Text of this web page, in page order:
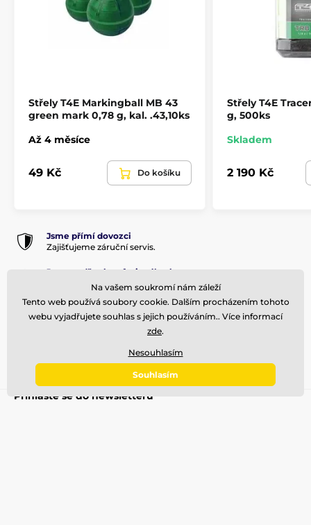
Střely T4E Markingball MB 43
green mark 0,78 g, kal. .43,10ks
Až 4 měsíce
49 Kč Do košíku
Střely T4E
g, 500ks
Skladem
2 190 Kč
Jsme přímí dovozci
Zajišťujeme záruční servis.
Jsme nadšení profesionálové
Rádi naučíme a poradíme.
Prodejna v Brně
Odborný prodej a poradenství
Expedujeme do 24 hodin.
Přihlaste se do newsletteru
Na vašem soukromí nám záleží
Tento web používá soubory cookie. Dalším procházením tohoto
webu vyjadřujete souhlas s jejich používáním.. Více informací
zde.
Nesouhlasím
Souhlasím